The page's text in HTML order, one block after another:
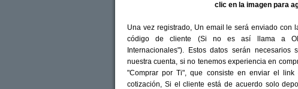
clic en la imagen para
Una vez registrado, Un email le será enviado con
código de cliente (Si no es así llama a
Internacionales"). Estos datos serán
nuestra cuenta, si no tenemos experiencia en
"Comprar por Ti", que consiste en enviar el
cotización, Si el cliente está de acuerdo solo